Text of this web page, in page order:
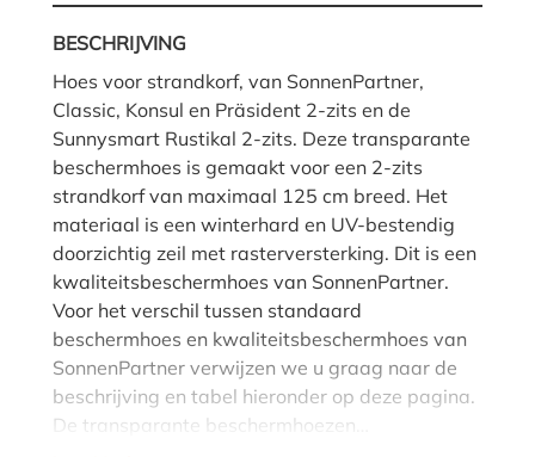
BESCHRIJVING
Hoes voor strandkorf, van SonnenPartner,
Classic, Konsul en Präsident 2-zits en de
Sunnysmart Rustikal 2-zits. Deze transparante
beschermhoes is gemaakt voor een 2-zits
strandkorf van maximaal 125 cm breed. Het
materiaal is een winterhard en UV-bestendig
doorzichtig zeil met rasterversterking. Dit is een
kwaliteitsbeschermhoes van SonnenPartner.
Voor het verschil tussen standaard
beschermhoes en kwaliteitsbeschermhoes van
SonnenPartner verwijzen we u graag naar de
beschrijving en tabel hieronder op deze pagina.
De transparante beschermhoezen…